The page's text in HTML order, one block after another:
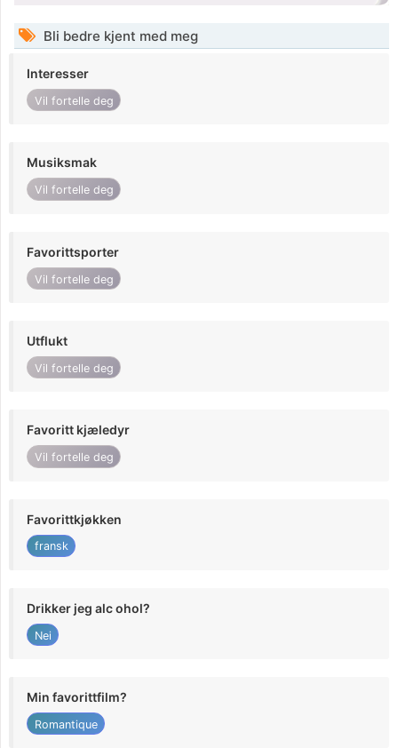
Bli bedre kjent med meg
Interesser
Vil fortelle deg
Musiksmak
Vil fortelle deg
Favorittsporter
Vil fortelle deg
Utflukt
Vil fortelle deg
Favoritt kjæledyr
Vil fortelle deg
Favorittkjøkken
fransk
Drikker jeg alc ohol?
Nei
Min favorittfilm?
Romantique